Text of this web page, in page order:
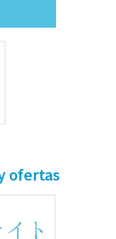
ofertas